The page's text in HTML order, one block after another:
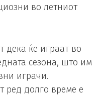
во летниот
дека ќе играат во
сезона, што им
играчи.
ред долго време е